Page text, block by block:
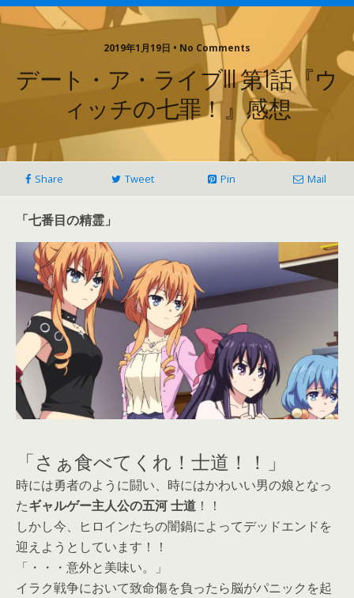
2019年1月19日 • No Comments
デート・ア・ライブIII 第1話『ウ
ィッチの七罪！』感想
Share Tweet Pin Mail
「七番目の精霊」
「さぁ食べてくれ！士道！！」
時には勇者のように闘い、時にはかわいい男の娘となっ
たギャルゲー主人公の五河 士道 ！！
しかし今、ヒロインたちの闇鍋によってデッドエンドを
迎えようとしています！！
「・・・意外と美味い。」
イラク戦争において致命傷を負ったら脳がパニックを起